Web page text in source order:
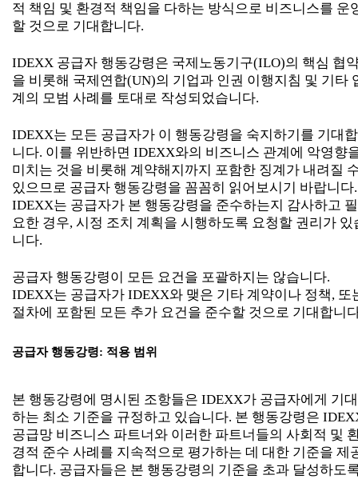
적 책임 및 환경적 책임을 다하는 방식으로 비즈니스를 운
할 것으로 기대합니다.
IDEXX 공급자 행동강령은 국제노동기구(ILO)의 핵심 협
을 비롯해 국제연합(UN)의 기업과 인권 이행지침 및 기타
계의 모범 사례를 토대로 작성되었습니다.
IDEXX는 모든 공급자가 이 행동강령을 숙지하기를 기대합
니다. 이를 위반하면 IDEXX와의 비즈니스 관계에 악영향
미치는 것을 비롯해 계약해지까지 포함한 징계가 내려질
있으므로 공급자 행동강령을 꼼꼼히 읽어보시기 바랍니다.
IDEXX는 공급자가 본 행동강령을 준수하는지 감사하고 필
요한 경우, 시정 조치 계획을 시행하도록 요청할 권리가 있
니다.
공급자 행동강령이 모든 요건을 포괄하지는 않습니다.
IDEXX는 공급자가 IDEXX와 맺은 기타 계약이나 정책, 또
절차에 포함된 모든 추가 요건을 준수할 것으로 기대합니
공급자 행동강령: 적용 범위
본 행동강령에 명시된 조항들은 IDEXX가 공급자에게 기대
하는 최소 기준을 규정하고 있습니다. 본 행동강령은
공급망 비즈니스 파트너와 이러한 파트너들의 사회적 및
경적 준수 사례를 지속적으로 평가하는 데 대한 기준을 제
합니다. 공급자들은 본 행동강령의 기준을 초과 달성하도